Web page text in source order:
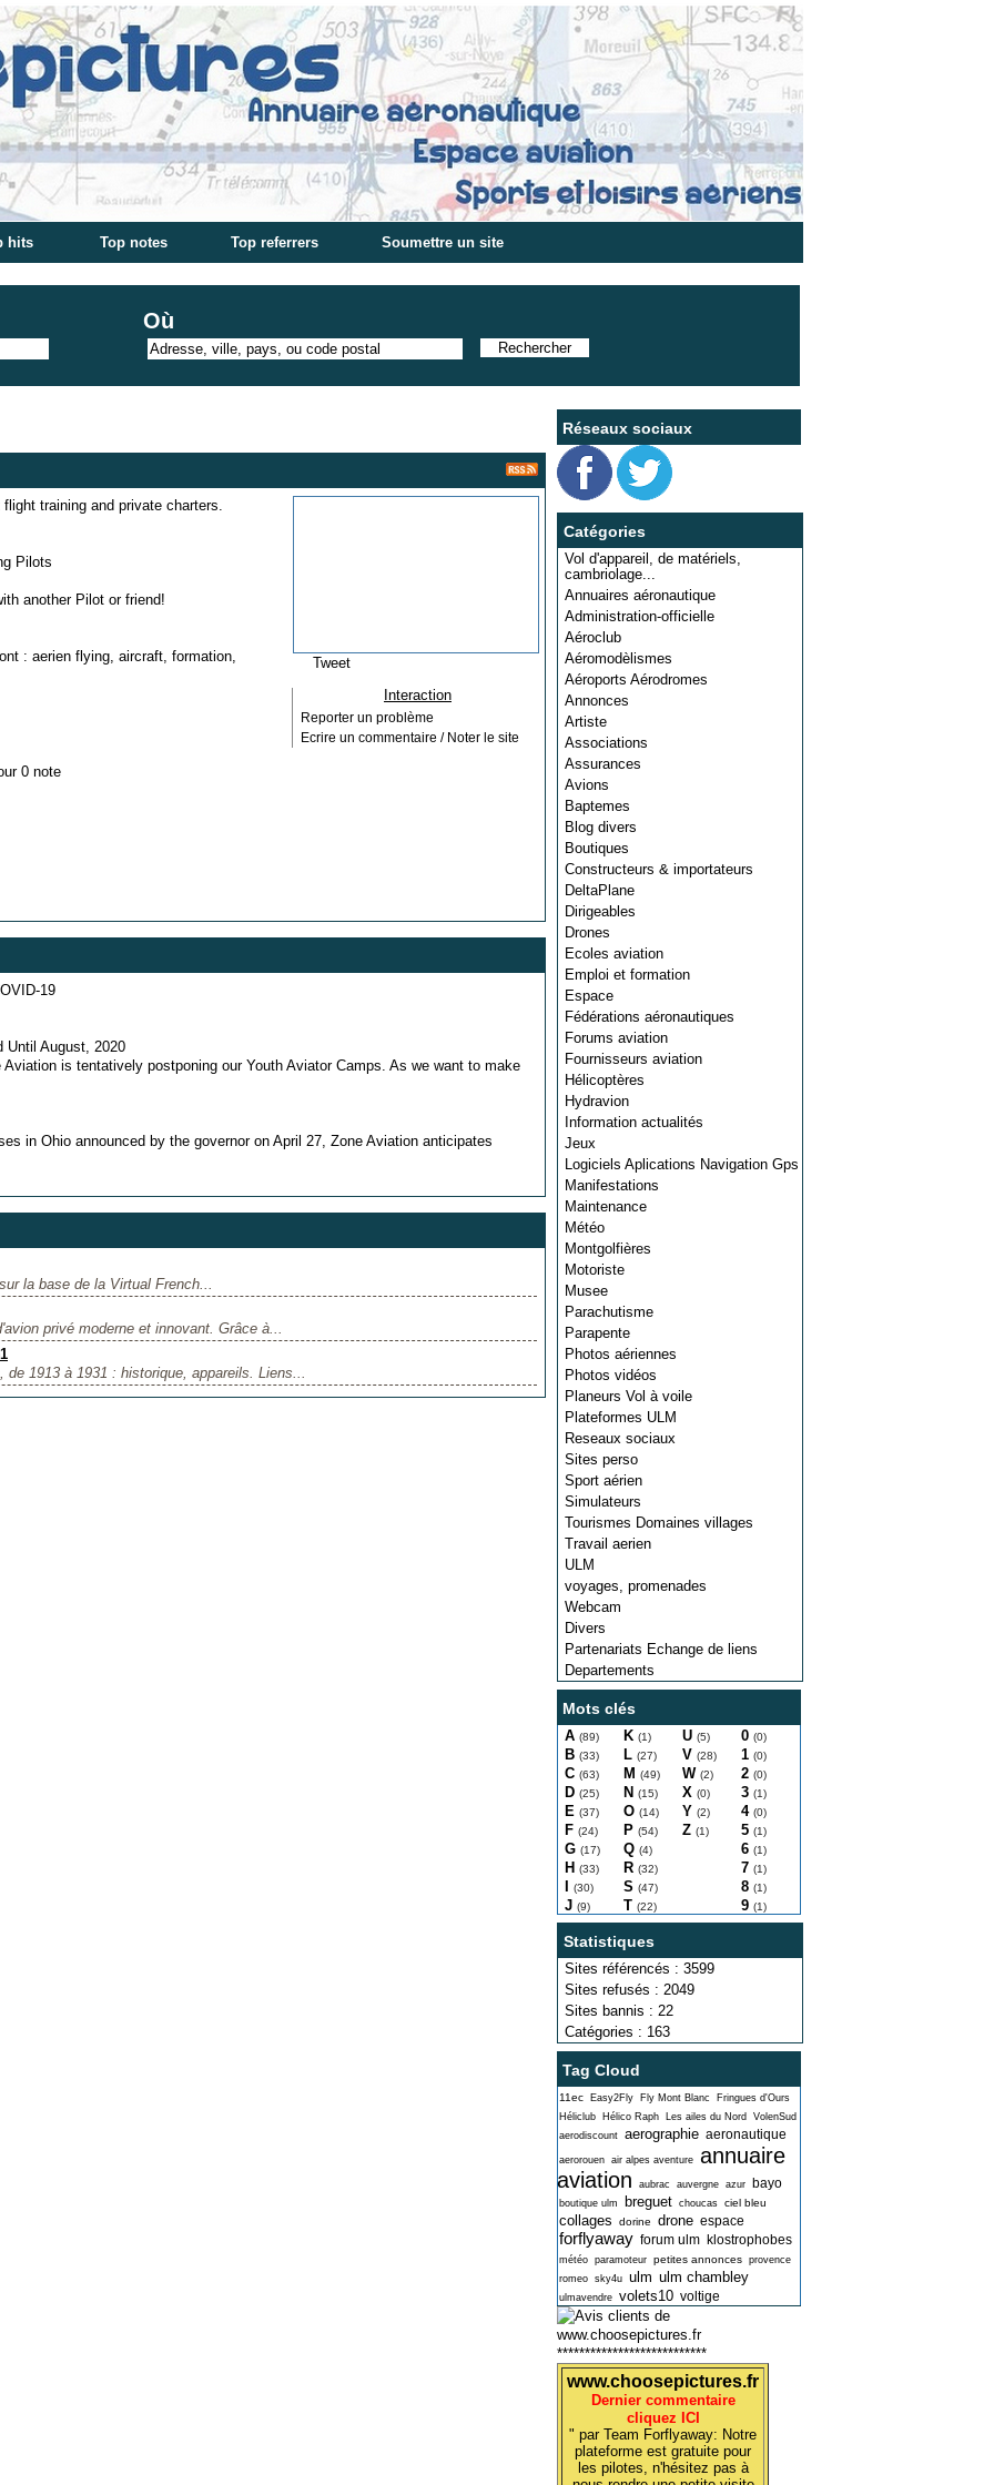
hits Top notes Top referrers Soumettre un site
Où
Réseaux sociaux
Catégories
Vol d'appareil, de matériels,
cambriolage...
Annuaires aéronautique
Administration-officielle
Aéroclub
Aéromodèlismes
Aéroports Aérodromes
Annonces
Artiste
Associations
Assurances
Avions
Baptemes
Blog divers
Boutiques
Constructeurs & importateurs
DeltaPlane
Dirigeables
Drones
Ecoles aviation
Emploi et formation
Espace
Fédérations aéronautiques
Forums aviation
Fournisseurs aviation
Hélicoptères
Hydravion
Information actualités
Jeux
Logiciels Aplications Navigation Gps
Manifestations
Maintenance
Météo
Montgolfières
Motoriste
Musee
Parachutisme
Parapente
Photos aériennes
Photos vidéos
Planeurs Vol à voile
Plateformes ULM
Reseaux sociaux
Sites perso
Sport aérien
Simulateurs
Tourismes Domaines villages
Travail aerien
ULM
voyages, promenades
Webcam
Divers
Partenariats Echange de liens
Departements
Mots clés
A (89)
B (33)
C (63)
D (25)
E (37)
F (24)
G (17)
H (33)
(30)
J (9)
K (1)
L (27)
M (49)
N (15)
O (14)
P (54)
Q (4)
R (32)
S (47)
T (22)
U (5)
V (28)
W (2)
X (0)
Y (2)
Z (1)
0 (0)
1 (0)
2 (0)
3 (1)
4 (0)
5 (1)
6 (1)
7 (1)
8 (1)
9 (1)
Statistiques
Sites référencés : 3599
Sites refusés : 2049
Sites bannis : 22
Catégories : 163
Tag Cloud
11ec Easy2Fly Fly Mont Blanc
Fringues d'Ours
Héliclub
Hélico Raph Les ailes du Nord
VolenSud
aerodiscount aerographie aeronautique
aerorouen air alpes aventure annuaire
aviation
aubrac auvergne azur bayo
boutique ulm breguet choucas ciel bleu
collages dorine drone espace
forflyaway forum ulm klostrophobes
météo paramoteur petites annonces provence
romeo sky4u ulm ulm chambley
ulmavendre volets10 voltige
***************************
www.choosepictures.fr
Dernier commentaire
cliquez ICI
" par Team Forflyaway: Notre
plateforme est gratuite pour
les pilotes, n'hésitez pas à
training and private charters.
Pilots
another Pilot or friend!
: aerien flying, aircraft, formation,
0 note
Tweet
Interaction
Reporter un problème
Ecrire un commentaire / Noter le site
19
Until August, 2020
is tentatively postponing our Youth Aviator Camps. As we want to make
in Ohio announced by the governor on April 27, Zone Aviation anticipates
la base de la Virtual French...
privé moderne et innovant. Grâce à...
1913 à 1931 : historique, appareils. Liens...